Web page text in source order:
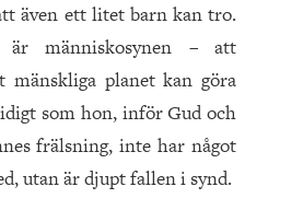
även ett litet barn kan tro.
människosynen – att
mänskliga planet kan göra
som hon, inför Gud och
frälsning, inte har något
utan är djupt fallen i synd.